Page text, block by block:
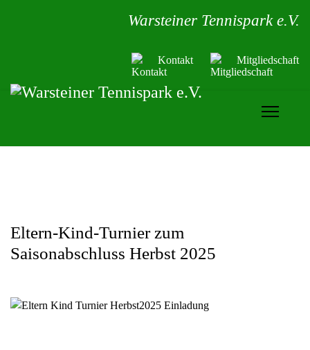
Warsteiner Tennispark e.V.
Kontakt Mitgliedschaft
Eltern-Kind-Turnier zum
Saisonabschluss Herbst 2025